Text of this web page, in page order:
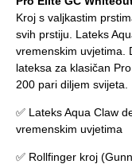
Kroj s valjkastim
svih prstiju. Lateks
vremenskim uvjetima.
lateksa za klasičan
200 pari diljem svijeta.
✅ Lateks Aqua Claw
vremenskim uvjetima
✅ Rollfinger kroj